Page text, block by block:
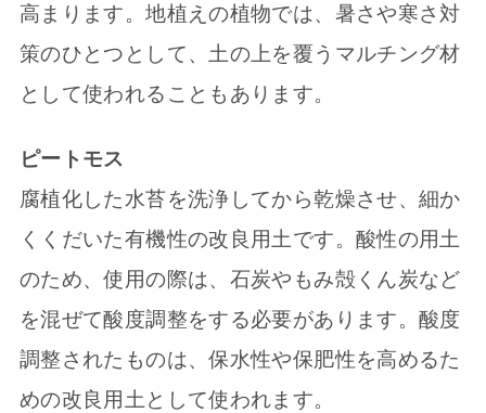
高まります。地植えの植物では、暑さや寒さ対
策のひとつとして、土の上を覆うマルチング材
として使われることもあります。
ピートモス
腐植化した水苔を洗浄してから乾燥させ、細か
くくだいた有機性の改良用土です。酸性の用土
のため、使用の際は、石炭やもみ殻くん炭など
を混ぜて酸度調整をする必要があります。酸度
調整されたものは、保水性や保肥性を高めるた
めの改良用土として使われます。